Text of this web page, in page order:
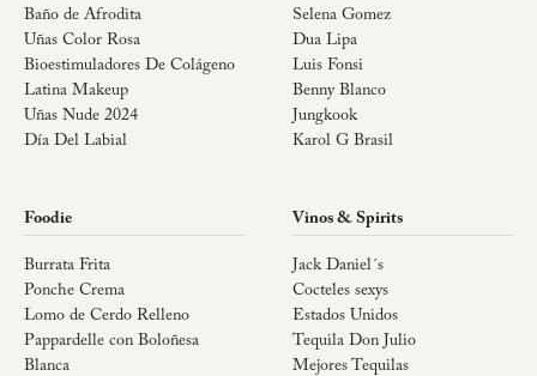
Baño de Afrodita
Uñas Color Rosa
Bioestimuladores De Colágeno
Latina Makeup
Uñas Nude 2024
Día Del Labial
Selena Gomez
Dua Lipa
Luis Fonsi
Benny Blanco
Jungkook
Karol G Brasil
Foodie
Burrata Frita
Ponche Crema
Lomo de Cerdo Relleno
Pappardelle con Boloñesa
Blanca
Vinos & Spirits
Jack Daniel´s
Cocteles sexys
Estados Unidos
Tequila Don Julio
Mejores Tequilas